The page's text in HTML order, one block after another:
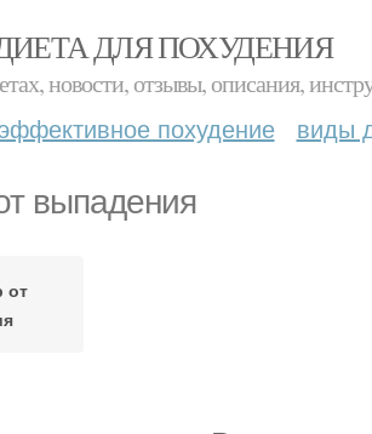
ДЛЯ ПОХУДЕНИЯ
новости, отзывы, описания,
похудение виды
выпадения
от